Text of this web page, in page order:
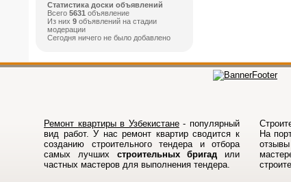
Статистика доски объявлений
Всего 5631 объявление
Из них 9 объявлений на стадии
модерации
Сегодня ничего не было добавлено
Ремонт квартиры в Узбекистане- популярный
вид работ. У нас ремонт квартир сводится к
созданию строительного тендера и отбора
самых лучших строительных бригад или
частных мастеров для выполнения тендера.
На